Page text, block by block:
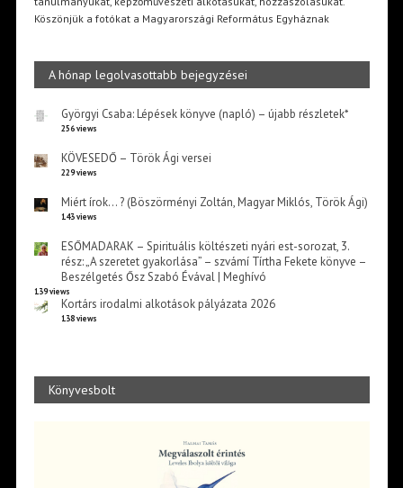
Köszönjük a fotókat a Magyarországi Református Egyháznak
A hónap legolvasottabb bejegyzései
Györgyi Csaba: Lépések könyve (napló) – újabb részletek*
256 views
KÖVESEDŐ – Török Ági versei
229 views
Miért írok… ? (Böszörményi Zoltán, Magyar Miklós, Török Ági)
143 views
ESŐMADARAK – Spirituális költészeti nyári est-sorozat, 3.
rész: „A szeretet gyakorlása” – szvámí Tírtha Fekete könyve –
Beszélgetés Ősz Szabó Évával | Meghívó
139 views
Kortárs irodalmi alkotások pályázata 2026
138 views
Könyvesbolt